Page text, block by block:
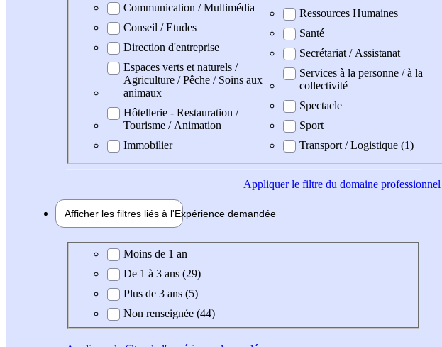
Communication / Multimédia
Conseil / Etudes
Direction d'entreprise
Espaces verts et naturels /
Agriculture / Pêche / Soins aux
animaux
Hôtellerie - Restauration /
Tourisme / Animation
Immobilier
Ressources Humaines
Santé
Secrétariat / Assistanat
Services à la personne / à la
collectivité
Spectacle
Sport
Transport / Logistique (1)
Appliquerle filtre du domaine professionnel
Afficher les filtres liés à l'Expérience demandée
Expérience demandée
Moins de 1 an
De 1 à 3 ans (29)
Plus de 3 ans (5)
Non renseignée (44)